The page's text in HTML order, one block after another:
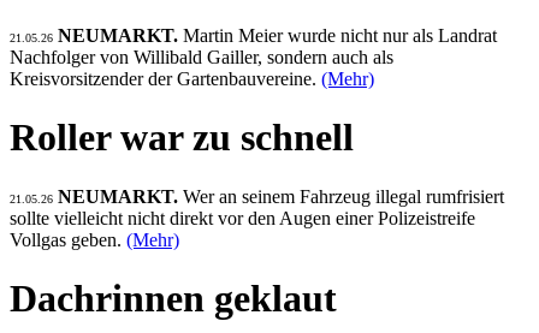
21.05.26 NEUMARKT. Martin Meier wurde nicht nur als Landrat
Nachfolger von Willibald Gailler, sondern auch als
Kreisvorsitzender der Gartenbauvereine. (Mehr)
Roller war zu schnell
21.05.26 NEUMARKT. Wer an seinem Fahrzeug illegal rumfrisiert
sollte vielleicht nicht direkt vor den Augen einer Polizeistreife
Vollgas geben. (Mehr)
Dachrinnen geklaut